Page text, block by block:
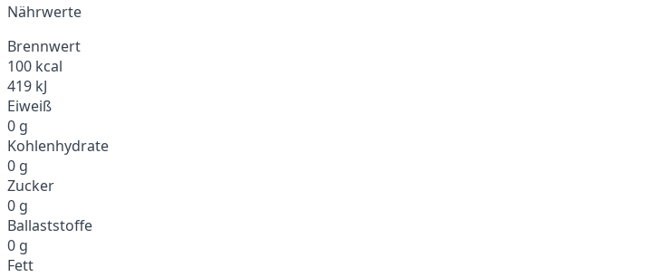
Nährwerte
Brennwert
100 kcal
419 kJ
Eiweiß
0 g
Kohlenhydrate
0 g
Zucker
0 g
Ballaststoffe
0 g
Fett